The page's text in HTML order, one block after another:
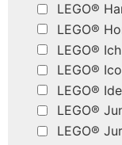
LEGO®
LEGO®
LEGO®
LEGO®
LEGO®
LEGO®
LEGO®